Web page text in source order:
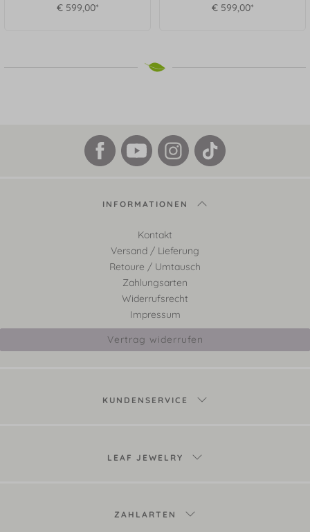
€ 599,00*
€ 599,00*
INFORMATIONEN
Kontakt
Versand / Lieferung
Retoure / Umtausch
Zahlungsarten
Widerrufsrecht
Impressum
Vertrag widerrufen
KUNDENSERVICE
LEAF JEWELRY
ZAHLARTEN